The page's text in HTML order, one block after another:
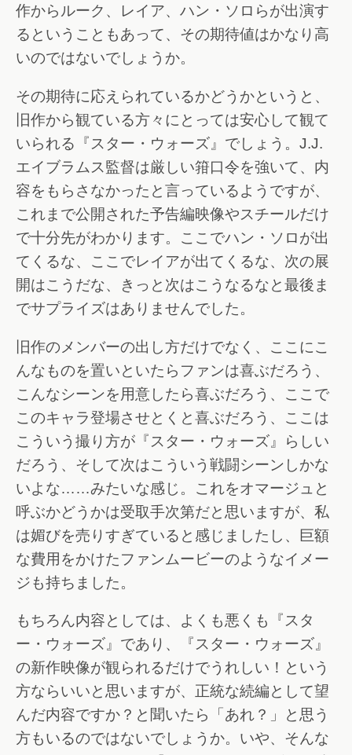
作からルーク、レイア、ハン・ソロらが出演す
るということもあって、その期待値はかなり高
いのではないでしょうか。
その期待に応えられているかどうかというと、
旧作から観ている方々にとっては安心して観て
いられる『スター・ウォーズ』でしょう。J.J.
エイブラムス監督は厳しい箝口令を強いて、内
容をもらさなかったと言っているようですが、
これまで公開された予告編映像やスチールだけ
で十分先がわかります。ここでハン・ソロが出
てくるな、ここでレイアが出てくるな、次の展
開はこうだな、きっと次はこうなるなと最後ま
でサプライズはありませんでした。
旧作のメンバーの出し方だけでなく、ここにこ
んなものを置いといたらファンは喜ぶだろう、
こんなシーンを用意したら喜ぶだろう、ここで
このキャラ登場させとくと喜ぶだろう、ここは
こういう撮り方が『スター・ウォーズ』らしい
だろう、そして次はこういう戦闘シーンしかな
いよな……みたいな感じ。これをオマージュと
呼ぶかどうかは受取手次第だと思いますが、私
は媚びを売りすぎていると感じましたし、巨額
な費用をかけたファンムービーのようなイメー
ジも持ちました。
もちろん内容としては、よくも悪くも『スタ
ー・ウォーズ』であり、『スター・ウォーズ』
の新作映像が観られるだけでうれしい！という
方ならいいと思いますが、正統な続編として望
んだ内容ですか？と聞いたら「あれ？」と思う
方もいるのではないでしょうか。いや、そんな